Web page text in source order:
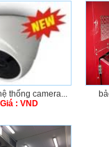
thống camera...
Giá : VND